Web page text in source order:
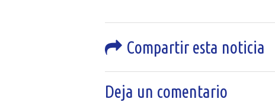
Compartir esta noticia
Deja un comentario